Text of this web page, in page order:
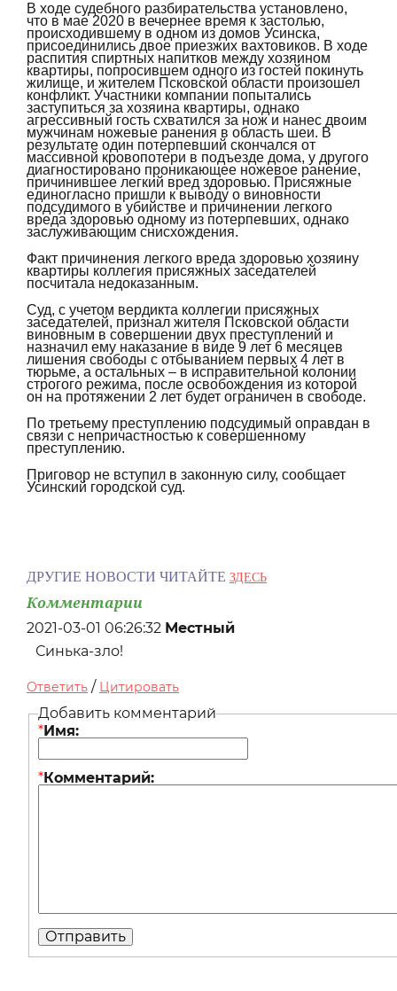
В ходе судебного разбирательства установлено,
что в мае 2020 в вечернее время к застолью,
происходившему в одном из домов Усинска,
присоединились двое приезжих вахтовиков. В ходе
распития спиртных напитков между хозяином
квартиры, попросившем одного из гостей покинуть
жилище, и жителем Псковской области произошел
конфликт. Участники компании попытались
заступиться за хозяина квартиры, однако
агрессивный гость схватился за нож и нанес двоим
мужчинам ножевые ранения в область шеи. В
результате один потерпевший скончался от
массивной кровопотери в подъезде дома, у другого
диагностировано проникающее ножевое ранение,
причинившее легкий вред здоровью. Присяжные
единогласно пришли к выводу о виновности
подсудимого в убийстве и причинении легкого
вреда здоровью одному из потерпевших, однако
заслуживающим снисхождения.
Факт причинения легкого вреда здоровью хозяину
квартиры коллегия присяжных заседателей
посчитала недоказанным.
Суд, с учетом вердикта коллегии присяжных
заседателей, признал жителя Псковской области
виновным в совершении двух преступлений и
назначил ему наказание в виде 9 лет 6 месяцев
лишения свободы с отбыванием первых 4 лет в
тюрьме, а остальных – в исправительной колонии
строгого режима, после освобождения из которой
он на протяжении 2 лет будет ограничен в свободе.
По третьему преступлению подсудимый оправдан в
связи с непричастностью к совершенному
преступлению.
Приговор не вступил в законную силу, сообщает
Усинский городской суд.
ДРУГИЕ НОВОСТИ ЧИТАЙТЕ ЗДЕСЬ
Комментарии
2021-03-01 06:26:32 Местный
Синька-зло!
Ответить / Цитировать
Добавить комментарий
*Имя:
*Комментарий: